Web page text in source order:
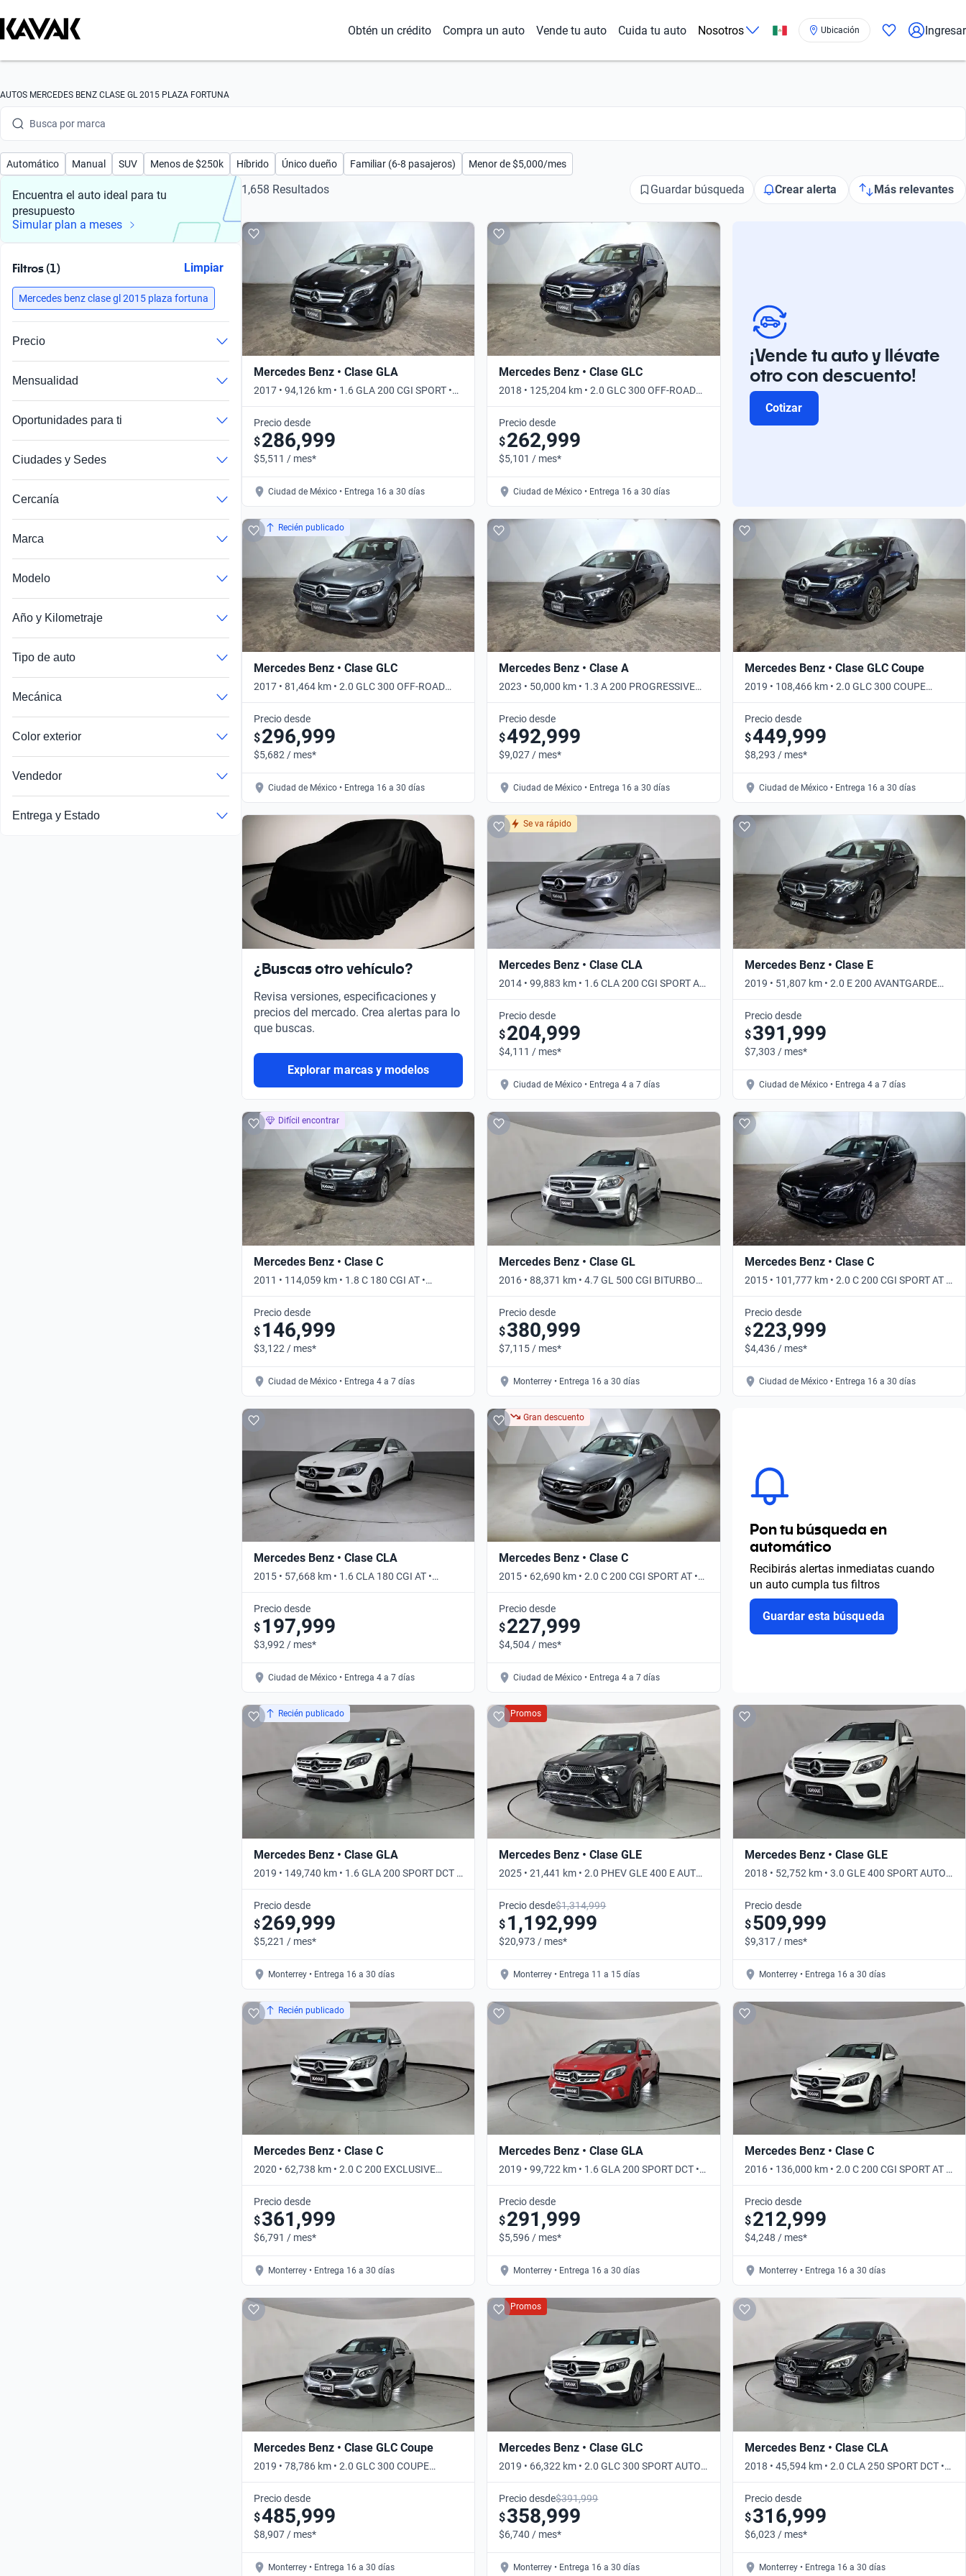
Obtén un crédito Compra un auto Vende tu auto Cuida tu auto Nosotros Ubicación Ingresar
AUTOS MERCEDES BENZ CLASE GL 2015 PLAZA FORTUNA
Busca por marca
Busca por modelo
Busca por versión
Busca por marca
Busca por año
Automático Manual SUV Menos de $250k Híbrido Único dueño Familiar (6-8 pasajeros) Menor de $5,000/mes
Encuentra el auto ideal para tu
presupuesto
Simular plan a meses
Filtros (1) Limpiar
Mercedes benz clase gl 2015 plaza fortuna
Precio
Mensualidad
Oportunidades para ti
Ciudades y Sedes
Cercanía
Marca
Modelo
Año y Kilometraje
Tipo de auto
Mecánica
Color exterior
Vendedor
Entrega y Estado
1,658 Resultados Guardar búsqueda Crear alerta Más relevantes
Mercedes Benz • Clase GLA
2017 • 94,126 km • 1.6 GLA 200 CGI SPORT •
Automático
Precio desde
$286,999
$5,511 / mes*
Ciudad de México • Entrega 16 a 30 días
Mercedes Benz • Clase GLC
2018 • 125,204 km • 2.0 GLC 300 OFF-ROAD
AUTO 4WD • Automático
Precio desde
$262,999
$5,101 / mes*
Ciudad de México • Entrega 16 a 30 días
¡Vende tu auto y llévate
otro con descuento!
Cotizar
Recién publicado
Mercedes Benz • Clase GLC
2017 • 81,464 km • 2.0 GLC 300 OFF-ROAD
4WD AT • Automático
Precio desde
$296,999
$5,682 / mes*
Ciudad de México • Entrega 16 a 30 días
Mercedes Benz • Clase A
2023 • 50,000 km • 1.3 A 200 PROGRESSIVE
DCT • Automático
Precio desde
$492,999
$9,027 / mes*
Ciudad de México • Entrega 16 a 30 días
Mercedes Benz • Clase GLC Coupe
2019 • 108,466 km • 2.0 GLC 300 COUPE
AVANTGARDE AUTO 4WD • Automático
Precio desde
$449,999
$8,293 / mes*
Ciudad de México • Entrega 16 a 30 días
¿Buscas otro vehículo?
Revisa versiones, especificaciones y
precios del mercado. Crea alertas para lo
que buscas.
Explorar marcas y modelos
Se va rápido
Mercedes Benz • Clase CLA
2014 • 99,883 km • 1.6 CLA 200 CGI SPORT AT
• Automático
Precio desde
$204,999
$4,111 / mes*
Ciudad de México • Entrega 4 a 7 días
Mercedes Benz • Clase E
2019 • 51,807 km • 2.0 E 200 AVANTGARDE
AUTO • Automático
Precio desde
$391,999
$7,303 / mes*
Ciudad de México • Entrega 4 a 7 días
Difícil encontrar
Mercedes Benz • Clase C
2011 • 114,059 km • 1.8 C 180 CGI AT •
Automático
Precio desde
$ 146,999
$3,122 / mes*
Ciudad de México • Entrega 4 a 7 días
Mercedes Benz • Clase GL
2016 • 88,371 km • 4.7 GL 500 CGI BITURBO
4WD AT • Automático
Precio desde
$380,999
$7,115 / mes*
Monterrey • Entrega 16 a 30 días
Mercedes Benz • Clase C
2015 • 101,777 km • 2.0 C 200 CGI SPORT AT •
Automático
Precio desde
$223,999
$4,436 / mes*
Ciudad de México • Entrega 16 a 30 días
Mercedes Benz • Clase CLA
2015 • 57,668 km • 1.6 CLA 180 CGI AT •
Automático
Precio desde
$ 197,999
$3,992 / mes*
Ciudad de México • Entrega 4 a 7 días
Gran descuento
Mercedes Benz • Clase C
2015 • 62,690 km • 2.0 C 200 CGI SPORT AT •
Automático
Precio desde
$227,999
$4,504 / mes*
Ciudad de México • Entrega 4 a 7 días
Pon tu búsqueda en
automático
Recibirás alertas inmediatas cuando
un auto cumpla tus filtros
Guardar esta búsqueda
Recién publicado
Mercedes Benz • Clase GLA
2019 • 149,740 km • 1.6 GLA 200 SPORT DCT •
Automático
Precio desde
$269,999
$5,221 / mes*
Monterrey • Entrega 16 a 30 días
Promos
Mercedes Benz • Clase GLE
2025 • 21,441 km • 2.0 PHEV GLE 400 E AUTO
4MATIC • Automático
Precio desde$1,314,999
$ 1,192,999
$20,973 / mes*
Monterrey • Entrega 11 a 15 días
Mercedes Benz • Clase GLE
2018 • 52,752 km • 3.0 GLE 400 SPORT AUTO
4WD • Automático
Precio desde
$509,999
$9,317 / mes*
Monterrey • Entrega 16 a 30 días
Recién publicado
Mercedes Benz • Clase C
2020 • 62,738 km • 2.0 C 200 EXCLUSIVE
AUTO • Automático
Precio desde
$361,999
$6,791 / mes*
Monterrey • Entrega 16 a 30 días
Mercedes Benz • Clase GLA
2019 • 99,722 km • 1.6 GLA 200 SPORT DCT •
Automático
Precio desde
$291,999
$5,596 / mes*
Monterrey • Entrega 16 a 30 días
Mercedes Benz • Clase C
2016 • 136,000 km • 2.0 C 200 CGI SPORT AT •
Automático
Precio desde
$212,999
$4,248 / mes*
Monterrey • Entrega 16 a 30 días
Mercedes Benz • Clase GLC Coupe
2019 • 78,786 km • 2.0 GLC 300 COUPE
AVANTGARDE AUTO 4WD • Automático
Precio desde
$485,999
$8,907 / mes*
Monterrey • Entrega 16 a 30 días
Promos
Mercedes Benz • Clase GLC
2019 • 66,322 km • 2.0 GLC 300 SPORT AUTO
4WD • Automático
Precio desde$391,999
$358,999
$6,740 / mes*
Monterrey • Entrega 16 a 30 días
Mercedes Benz • Clase CLA
2018 • 45,594 km • 2.0 CLA 250 SPORT DCT •
Automático
Precio desde
$316,999
$6,023 / mes*
Monterrey • Entrega 16 a 30 días